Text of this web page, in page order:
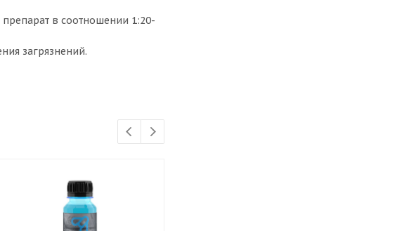
в соотношении 1:20-
загрязнений.